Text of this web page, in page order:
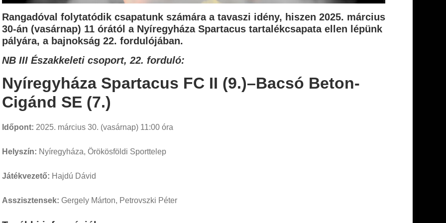
Rangadóval folytatódik csapatunk számára a tavaszi idény, hiszen 2025. március
30-án (vasárnap) 11 órától a Nyíregyháza Spartacus tartalékcsapata ellen lépünk
pályára, a bajnokság 22. fordulójában.
NB III Északkeleti csoport, 22. forduló:
Nyíregyháza Spartacus FC II (9.)–Bacsó Beton-
Cigánd SE (7.)
Időpont: 2025. március 30. (vasárnap) 11:00 óra
Helyszín: Nyíregyháza, Örökösföldi Sporttelep
Játékvezető: Hajdú Dávid
Asszisztensek: Gergely Márton, Petrovszki Péter